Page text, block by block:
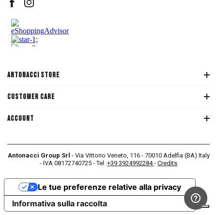
ANTONACCI STORE
CUSTOMER CARE
ACCOUNT
Antonacci Group Srl - Via Vittorio Veneto, 116 - 70010 Adelfia (BA) Italy
- IVA 08172740725 - Tel. +39 3924992284- Credits
Informativa sulla raccolta
Le tue preferenze relative alla privacy